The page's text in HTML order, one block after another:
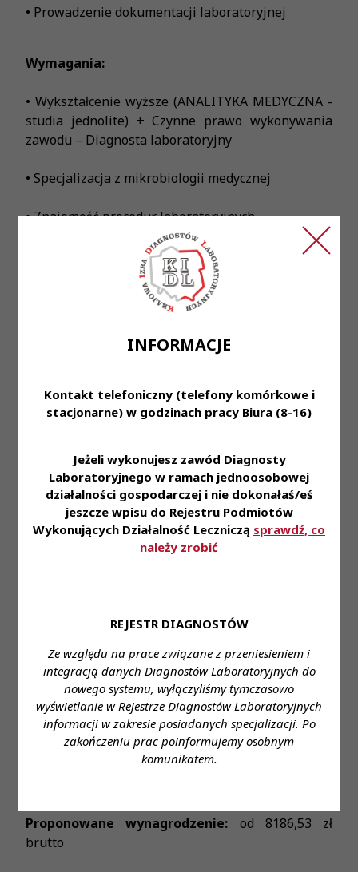
INFORMACJE
Kontakt telefoniczny (telefony komórkowe i
stacjonarne) w godzinach pracy Biura (8-16)
Jeżeli wykonujesz zawód Diagnosty
Laboratoryjnego w ramach jednoosobowej
działalności gospodarczej i nie dokonałaś/eś
jeszcze wpisu do Rejestru Podmiotów
Wykonujących Działalność Leczniczą sprawdź, co
należy zrobić
REJESTR DIAGNOSTÓW
Ze względu na prace związane z przeniesieniem i
integracją danych Diagnostów Laboratoryjnych do
nowego systemu, wyłączyliśmy tymczasowo
wyświetlanie w Rejestrze Diagnostów Laboratoryjnych
informacji w zakresie posiadanych specjalizacji. Po
zakończeniu prac poinformujemy osobnym
komunikatem.
• Prowadzenie dokumentacji laboratoryjnej
Wymagania:
• Wykształcenie wyższe (ANALITYKA MEDYCZNA -
studia jednolite) + Czynne prawo wykonywania
zawodu – Diagnosta laboratoryjny
• Specjalizacja z mikrobiologii medycznej
• Znajomość procedur laboratoryjnych
• Doskonałe umiejętności analityczne
• Bardzo dobra organizacja pracy własnej oraz
• Zatrudnienie na podstawie umowy o pracę
wykorzystaniem nowoczesnych technologii oraz
styczność z ciekawymi przypadkami medycznymi
• Możliwość podnoszenia swoich kwalifikacji i
zdobywania nowych doświadczeń
• Praca w godzinach 7-20 + dyżur medyczny
Miejsce zatrudnienia:Zakład Diagnostyki
Mikrobiologicznej
Wymagane wykształcenie:Wykształcenie wyższe
Proponowane wynagrodzenie: od 8186,53 zł
brutto